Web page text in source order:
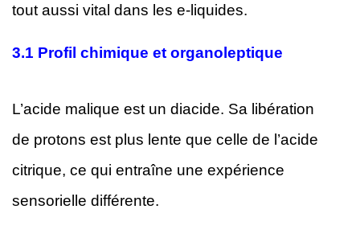
tout aussi vital dans les e-liquides.
3.1 Profil chimique et organoleptique
L’acide malique est un diacide. Sa libération
de protons est plus lente que celle de l’acide
citrique, ce qui entraîne une expérience
sensorielle différente.